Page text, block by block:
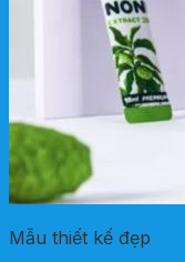
Mẫu thiết kế đẹp